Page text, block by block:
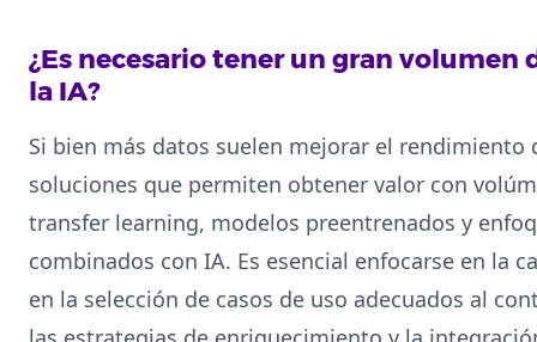
¿Es necesario tener un gran volumen
la IA?
Si bien más datos suelen mejorar el rendimiento
soluciones que permiten obtener valor con
transfer learning, modelos preentrenados y
combinados con IA. Es esencial enfocarse en la
en la selección de casos de uso adecuados al